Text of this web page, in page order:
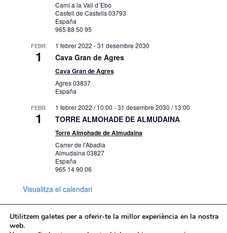
Camí a la Vall d´Ebo
Castell de Castells03793
España
965 88 50 95
FEBR.
1
1 febrer 2022 -31 desembre 2030
Cava Gran de Agres
Cava Gran de Agres
Agres03837
España
FEBR.
1
1 febrer 2022 / 10:00 -31 desembre 2030 / 13:00
TORRE ALMOHADE DE ALMUDAINA
Torre Almohade de Almudaina
Carrer de l'Abadia
Almudaina 03827
España
965 14 90 06
Visualitza el calendari
Utilitzem galetes per a oferir-te la millor experiència en la nostra
web.